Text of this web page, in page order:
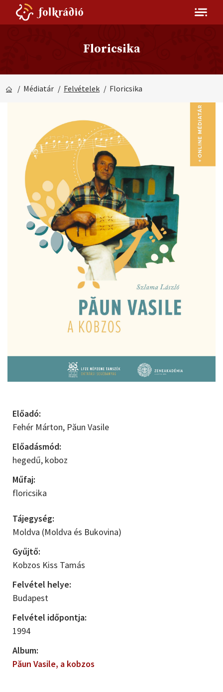
Floricsika
/ Médiatár / Felvételek / Floricsika
Előadó:
Fehér Márton, Păun Vasile
Előadásmód:
hegedű, koboz
Műfaj:
floricsika
Tájegység:
Moldva (Moldva és Bukovina)
Gyűjtő:
Kobzos Kiss Tamás
Felvétel helye:
Budapest
Felvétel időpontja:
1994
Album:
Păun Vasile, a kobzos